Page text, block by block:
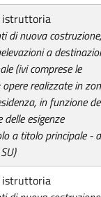
istruttoria
di nuova costruzione,
a
(ivi comprese le
realizzate in
in funzione
esigenze
a titolo principale -
istruttoria